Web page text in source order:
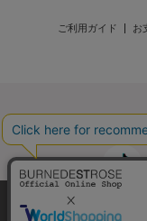
ご利用ガイド お
弊社はCookieを利用
最新の